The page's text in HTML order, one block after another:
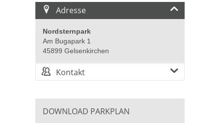
Adresse
Nordsternpark
Am Bugapark 1
45899 Gelsenkirchen
Kontakt
DOWNLOAD PARKPLAN